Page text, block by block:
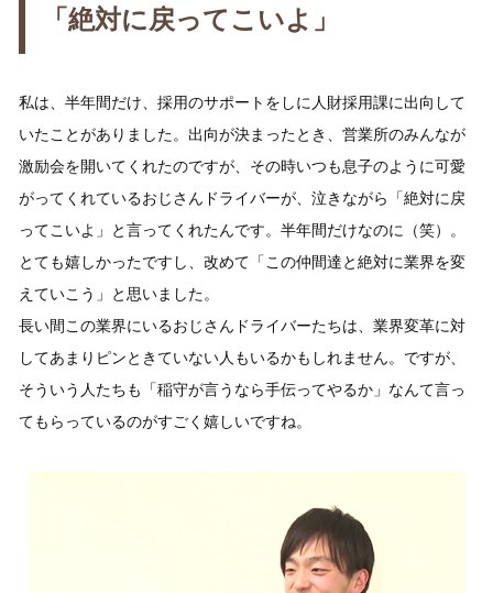
「絶対に戻ってこいよ」
私は、半年間だけ、採用のサポートをしに人財採用課に出向して
いたことがありました。出向が決まったとき、営業所のみんなが
激励会を開いてくれたのですが、その時いつも息子のように可愛
がってくれているおじさんドライバーが、泣きながら「絶対に戻
ってこいよ」と言ってくれたんです。半年間だけなのに（笑）。
とても嬉しかったですし、改めて「この仲間達と絶対に業界を変
えていこう」と思いました。
長い間この業界にいるおじさんドライバーたちは、業界変革に対
してあまりピンときていない人もいるかもしれません。ですが、
そういう人たちも「稲守が言うなら手伝ってやるか」なんて言っ
てもらっているのがすごく嬉しいですね。